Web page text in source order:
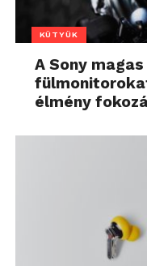
KÜTYÜK
A Sony
élmény